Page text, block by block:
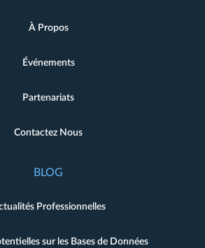
À Propos
Événements
Partenariats
Contactez Nous
BLOG
Professionnelles
sur les Bases de Données